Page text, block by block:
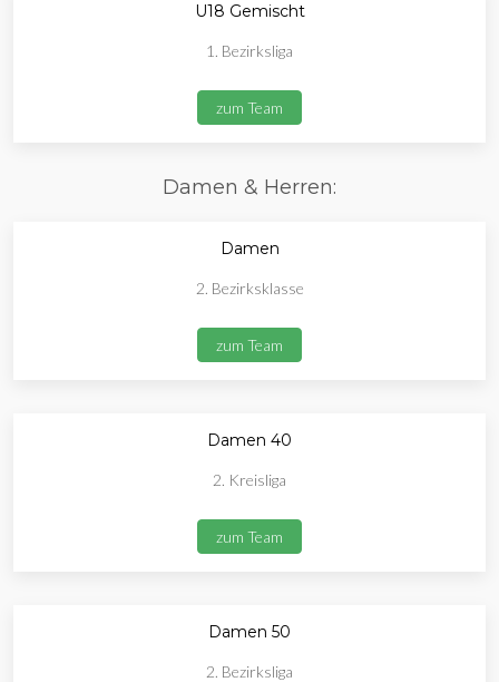
U18 Gemischt
1. Bezirksliga
zum Team
Damen & Herren:
Damen
2. Bezirksklasse
zum Team
Damen 40
2. Kreisliga
zum Team
Damen 50
2. Bezirksliga